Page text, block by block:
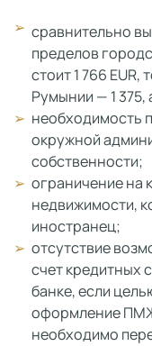
сравнительно
пределов
стоит 1 766 EUR,
Румынии — 1 375,
необходимость
окружной
собственности;
ограничение на
недвижимости,
иностранец;
отсутствие
счет кредитных
банке, если
оформление
необходимо